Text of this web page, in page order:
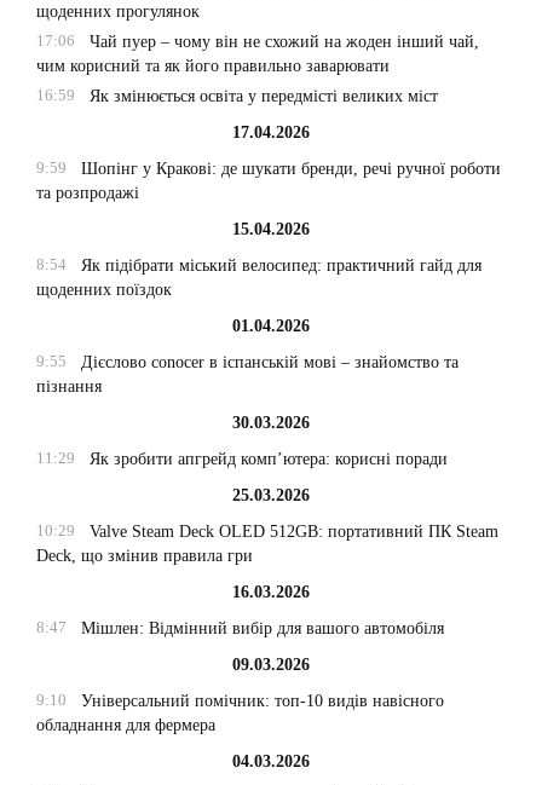
щоденних прогулянок
17:06
Чай пуер – чому він не схожий на жоден інший чай,
чим корисний та як його правильно заварювати
16:59
Як змінюється освіта у передмісті великих міст
17.04.2026
9:59
Шопінг у Кракові: де шукати бренди, речі ручної роботи
та розпродажі
15.04.2026
8:54
Як підібрати міський велосипед: практичний гайд для
щоденних поїздок
01.04.2026
9:55
Дієслово conocer в іспанській мові – знайомство та
пізнання
30.03.2026
11:29
Як зробити апгрейд комп’ютера: корисні поради
25.03.2026
10:29
Valve Steam Deck OLED 512GB: портативний ПК Steam
Deck, що змінив правила гри
16.03.2026
8:47
Мішлен: Відмінний вибір для вашого автомобіля
09.03.2026
9:10
Універсальний помічник: топ-10 видів навісного
обладнання для фермера
04.03.2026